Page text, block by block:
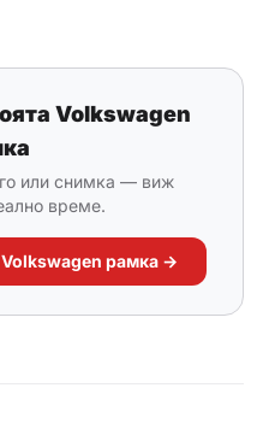
Volkswagen
или снимка — виж
време.
рамка →